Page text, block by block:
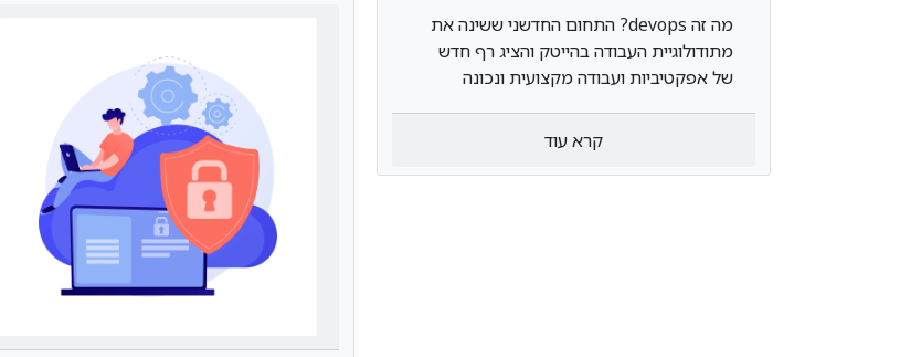
מה זה devops? התחום החדשני ששינה את
מתודולוגיית העבודה בהייטק והציג רף חדש
של אפקטיביות ועבודה מקצועית ונכונה
קרא עוד